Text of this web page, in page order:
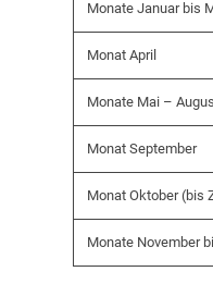
Monate Januar bis
Monat April
Monate Mai –
Monat September
Monat Oktober (bis
Monate November